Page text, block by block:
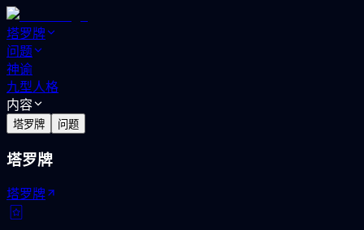
塔罗牌
问题
神谕
九型人格
内容
塔罗牌 问题
塔罗牌
塔罗牌